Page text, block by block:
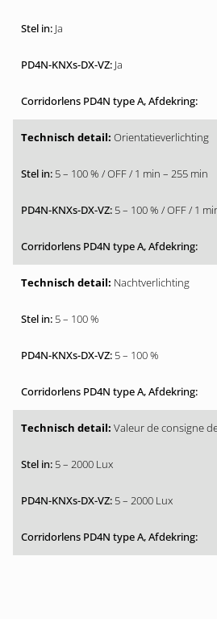
Ja
Ja
Orientatieverlichting
5 – 100 % / OFF / 1 min – 255 min
5 – 100 % / OFF / 1
Nachtverlichting
5 – 100 %
5 – 100 %
Valeur de consigne
5 – 2000 Lux
5 – 2000 Lux